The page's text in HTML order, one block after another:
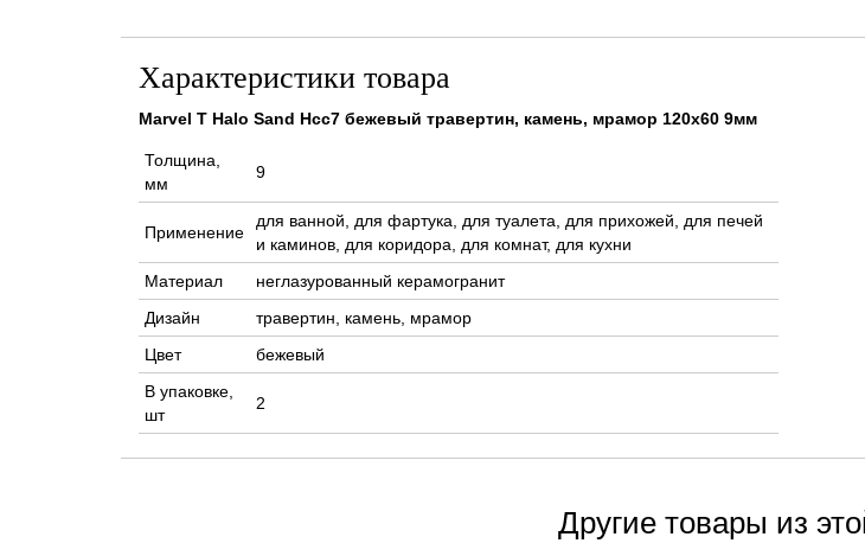
Характеристики товара
Marvel T Halo Sand Hcc7 бежевый травертин, камень, мрамор 120x60 9мм
Толщина,
мм
9
Применение
для ванной, для фартука, для туалета, для прихожей, для печей
и каминов, для коридора, для комнат, для кухни
Материал
неглазурованный керамогранит
Дизайн
травертин, камень, мрамор
Цвет
бежевый
В упаковке,
шт
2
Другие товары из